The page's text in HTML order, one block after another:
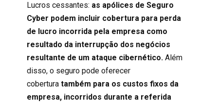
Lucros cessantes: as apólices de Seguro
Cyber podem incluir cobertura para perda
de lucro incorrida pela empresa como
resultado da interrupção dos negócios
resultante de um ataque cibernético. Além
disso, o seguro pode oferecer
cobertura também para os custos fixos da
empresa, incorridos durante a referida